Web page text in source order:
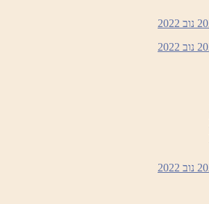
נוב 2022
נוב 2022
נוב 2022